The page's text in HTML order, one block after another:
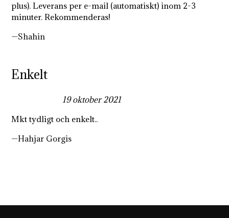
plus). Leverans per e-mail (automatiskt) inom 2-3
minuter. Rekommenderas!
Shahin
Enkelt
19 oktober 2021
Mkt tydligt och enkelt..
Hahjar Gorgis